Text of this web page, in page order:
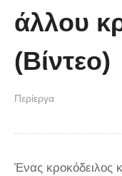
ουρανό
άλλου
(Βίντεο)
Περίεργα
Ένας κροκόδειλος